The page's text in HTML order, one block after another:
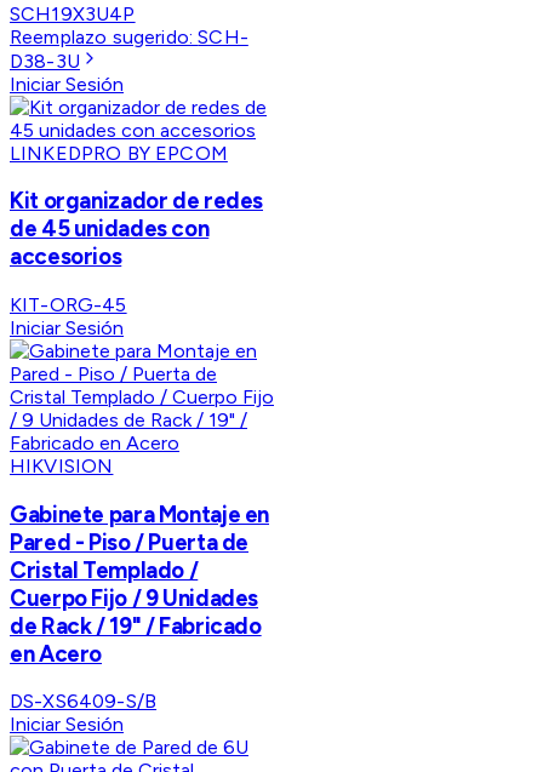
SCH19X3U4P
Reemplazo sugerido:SCH-
D38-3U
Iniciar Sesión
LINKEDPRO BY EPCOM
Kit organizador de redes
de 45 unidades con
accesorios
KIT-ORG-45
Iniciar Sesión
HIKVISION
Gabinete para Montaje en
Pared - Piso / Puerta de
Cristal Templado /
Cuerpo Fijo / 9 Unidades
de Rack / 19" / Fabricado
en Acero
DS-XS6409-S/B
Iniciar Sesión